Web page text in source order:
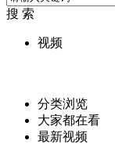
搜 索
视频
分类浏览
大家都在看
最新视频